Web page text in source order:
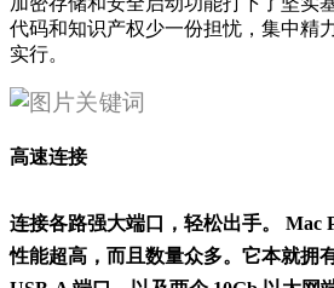
代码和知识产权少一份担忧，集中精
实行。
高速连接
连接各路强大端口，轻松出手。 Mac
性能超高，而且数量众多。它本就拥